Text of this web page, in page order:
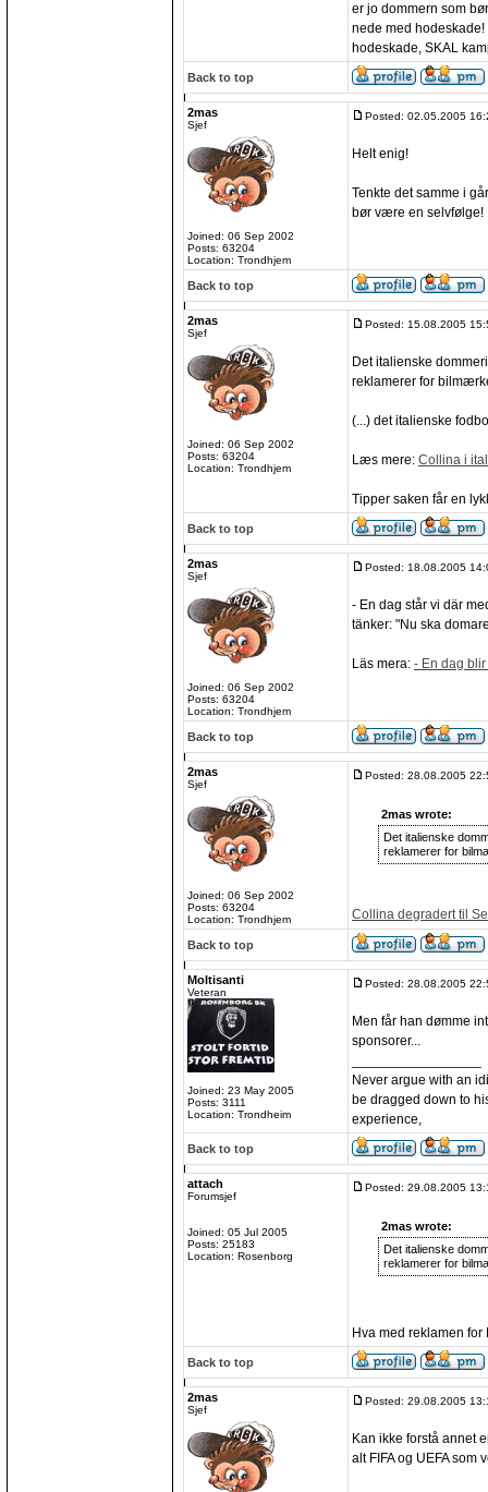
er jo dommern som
nede med
hodeskade, SKAL
Back to top
2mas
Sjef
Joined: 06 Sep 2002
Posts: 63204
Location: Trondhjem
Posted: 02.05.2005
Helt enig!
Tenkte det samme i
bør være en selvfølge!
Back to top
2mas
Sjef
Joined: 06 Sep 2002
Posts: 63204
Location: Trondhjem
Posted: 15.08.2005
Det italienske
reklamerer for
(...) det italienske
Læs mere: Collina i
Tipper saken får en
Back to top
2mas
Sjef
Joined: 06 Sep 2002
Posts: 63204
Location: Trondhjem
Posted: 18.08.2005
- En dag står vi där
tänker: "Nu ska
Läs mera: - En dag
Back to top
2mas
Sjef
Joined: 06 Sep 2002
Posts: 63204
Location: Trondhjem
Posted: 28.08.2005
2mas wrote:
Det italienske
reklamerer for
Collina degradert til
Back to top
Moltisanti
Veteran
Joined: 23 May 2005
Posts: 3111
Location: Trondheim
Posted: 28.08.2005
Men får han dømme
sponsorer...
Never argue with an
be dragged down to
experience,
Back to top
attach
Forumsjef
Joined: 05 Jul 2005
Posts: 25183
Location: Rosenborg
Posted: 29.08.2005
2mas wrote:
Det italienske
reklamerer for
Hva med reklamen
Back to top
2mas
Sjef
Posted: 29.08.2005
Kan ikke forstå annet
alt FIFA og UEFA som